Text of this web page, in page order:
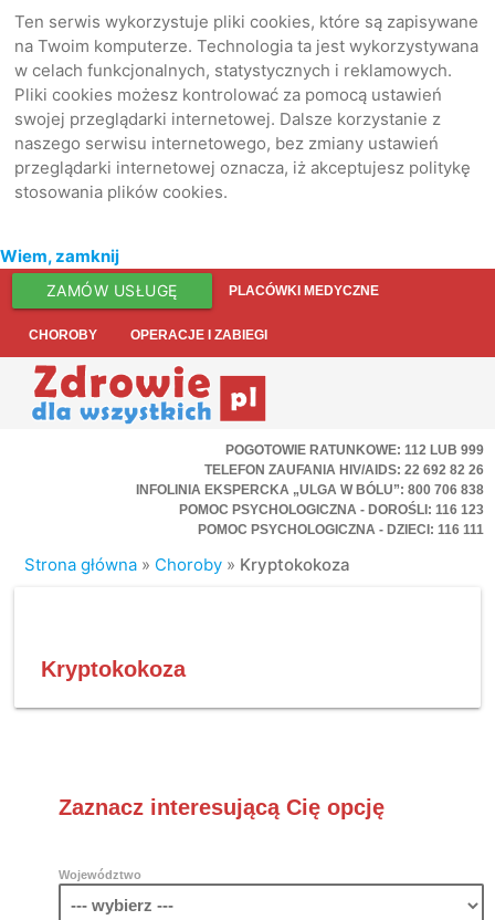
Ten serwis wykorzystuje pliki cookies, które są zapisywane
na Twoim komputerze. Technologia ta jest wykorzystywana
w celach funkcjonalnych, statystycznych i reklamowych.
Pliki cookies możesz kontrolować za pomocą ustawień
swojej przeglądarki internetowej. Dalsze korzystanie z
naszego serwisu internetowego, bez zmiany ustawień
przeglądarki internetowej oznacza, iż akceptujesz politykę
stosowania plików cookies.
Wiem, zamknij
ZAMÓW USŁUGĘ PLACÓWKI MEDYCZNE
CHOROBY OPERACJE I ZABIEGI
POGOTOWIE RATUNKOWE: 112 LUB 999
TELEFON ZAUFANIA HIV/AIDS: 22 692 82 26
INFOLINIA EKSPERCKA „ULGA W BÓLU”: 800 706 838
POMOC PSYCHOLOGICZNA - DOROŚLI: 116 123
POMOC PSYCHOLOGICZNA - DZIECI: 116 111
Strona główna » Choroby » Kryptokokoza
Kryptokokoza
Zaznacz interesującą Cię opcję
Województwo